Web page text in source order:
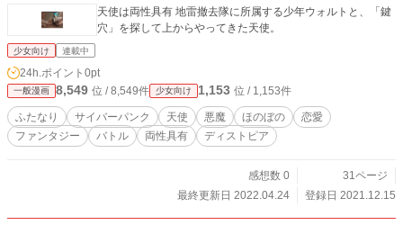
天使は両性具有 地雷撤去隊に所属する少年ウォルトと、「鍵
穴」を探して上からやってきた天使。
少女向け 連載中
24h.ポイント 0pt
一般漫画 8,549 位 / 8,549件 少女向け 1,153 位 / 1,153件
ふたなり サイバーパンク 天使 悪魔 ほのぼの
恋愛
ファンタジー
バトル 両性具有 ディストピア
感想数 0
31ページ
最終更新日 2022.04.24
登録日 2021.12.15